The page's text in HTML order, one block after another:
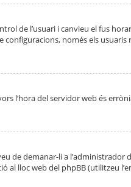
de l’usuari i canvieu el fus
només els
l’hora del servidor web és
de demanar-li a l’administrador
lloc web del phpBB (utilitzeu